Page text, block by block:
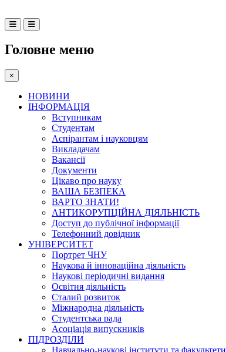
Головне меню
×
НОВИНИ
ІНФОРМАЦІЯ
Вступникам
Студентам
Аспірантам і науковцям
Викладачам
Вакансії
Документи
Цікаво про науку
ВАША БЕЗПЕКА
ВАРТО ЗНАТИ!
АНТИКОРУПЦІЙНА ДІЯЛЬНІСТЬ
Доступ до публічної інформації
Телефонний довідник
УНІВЕРСИТЕТ
Портрет ЧНУ
Наукова й інноваційна діяльність
Наукові періодичні видання
Освітня діяльність
Сталий розвиток
Міжнародна діяльність
Студентська рада
Асоціація випускників
ПІДРОЗДІЛИ